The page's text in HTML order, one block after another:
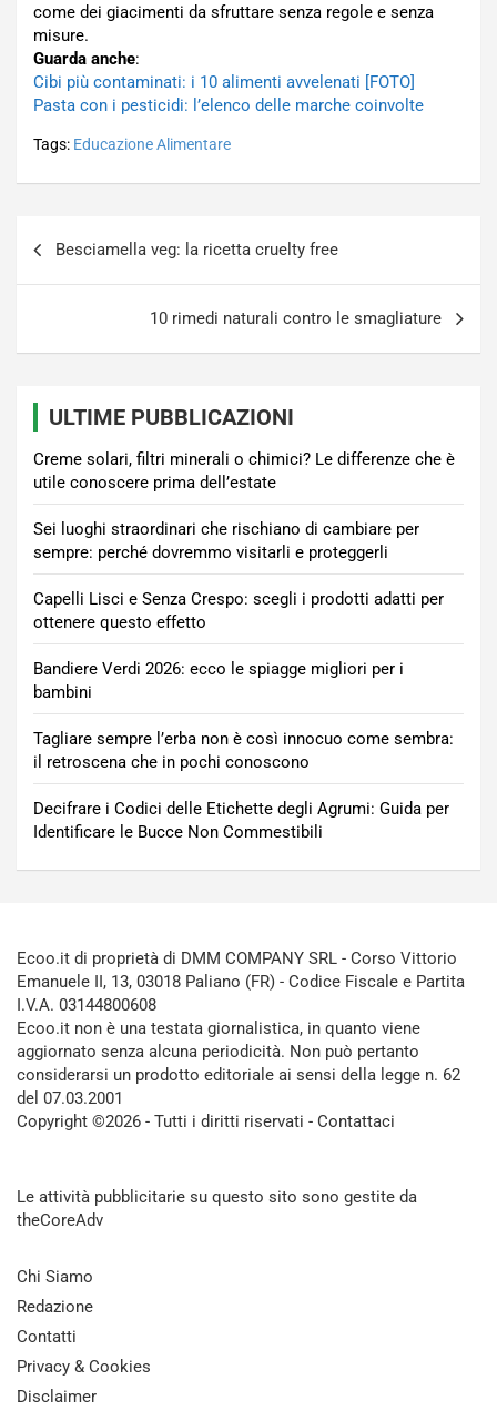
come dei giacimenti da sfruttare senza regole e senza
misure.
Guarda anche:
Cibi più contaminati: i 10 alimenti avvelenati [FOTO]
Pasta con i pesticidi: l’elenco delle marche coinvolte
Tags: Educazione Alimentare
Besciamella veg: la ricetta cruelty free
10 rimedi naturali contro le smagliature
ULTIME PUBBLICAZIONI
Creme solari, filtri minerali o chimici? Le differenze che è
utile conoscere prima dell’estate
Sei luoghi straordinari che rischiano di cambiare per
sempre: perché dovremmo visitarli e proteggerli
Capelli Lisci e Senza Crespo: scegli i prodotti adatti per
ottenere questo effetto
Bandiere Verdi 2026: ecco le spiagge migliori per i
bambini
Tagliare sempre l’erba non è così innocuo come sembra:
il retroscena che in pochi conoscono
Decifrare i Codici delle Etichette degli Agrumi: Guida per
Identificare le Bucce Non Commestibili
Ecoo.it di proprietà di DMM COMPANY SRL - Corso Vittorio
Emanuele II, 13, 03018 Paliano (FR) - Codice Fiscale e Partita
I.V.A. 03144800608
Ecoo.it non è una testata giornalistica, in quanto viene
aggiornato senza alcuna periodicità. Non può pertanto
considerarsi un prodotto editoriale ai sensi della legge n. 62
del 07.03.2001
Copyright ©2026 - Tutti i diritti riservati - Contattaci
Le attività pubblicitarie su questo sito sono gestite da
theCoreAdv
Chi Siamo
Redazione
Contatti
Privacy & Cookies
Disclaimer